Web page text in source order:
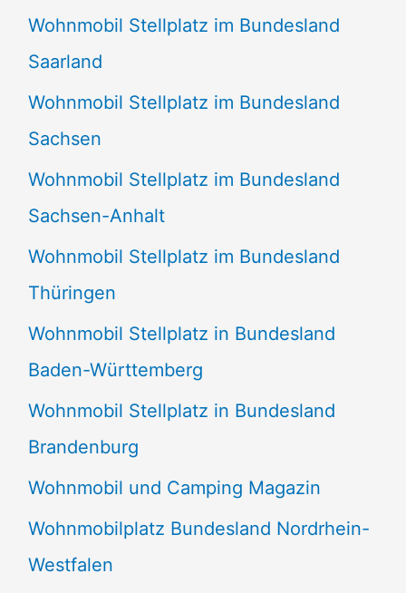
Wohnmobil Stellplatz im Bundesland
Saarland
Wohnmobil Stellplatz im Bundesland
Sachsen
Wohnmobil Stellplatz im Bundesland
Sachsen-Anhalt
Wohnmobil Stellplatz im Bundesland
Thüringen
Wohnmobil Stellplatz in Bundesland
Baden-Württemberg
Wohnmobil Stellplatz in Bundesland
Brandenburg
Wohnmobil und Camping Magazin
Wohnmobilplatz Bundesland Nordrhein-
Westfalen